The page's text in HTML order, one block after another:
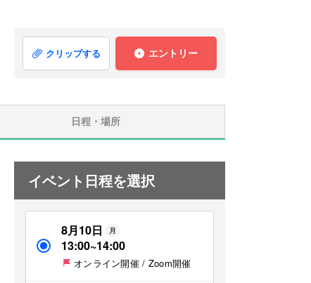
クリップする エントリー
日程・場所
イベント日程を選択
8月10日 月
13:00~14:00
オンライン開催 / Zoom開催